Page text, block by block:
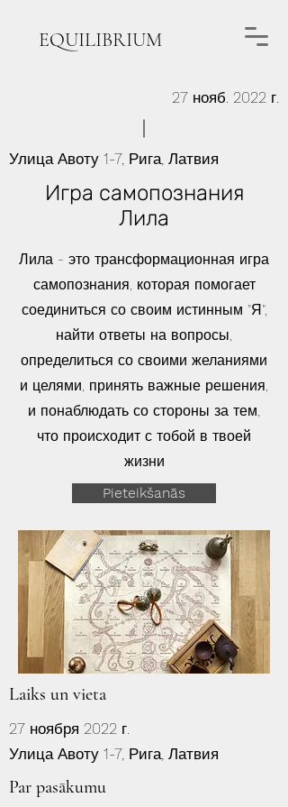
EQUILIBRIUM
27 нояб. 2022 г.
Улица Авоту 1-7, Рига, Латвия
Игра самопознания
Лила
Лила - это трансформационная игра
самопознания, которая помогает
соединиться со своим истинным "Я",
найти ответы на вопросы,
определиться со своими желаниями
и целями, принять важные решения,
и понаблюдать со стороны за тем,
что происходит с тобой в твоей
жизни
Pieteikšanās
Laiks un vieta
27 ноября 2022 г.
Улица Авоту 1-7, Рига, Латвия
Par pasākumu